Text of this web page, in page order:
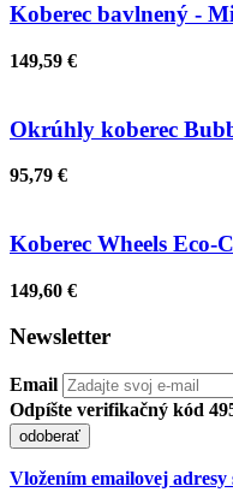
Koberec bavlnený -
149,59 €
Okrúhly koberec
95,79 €
Koberec Wheels Eco-
149,60 €
Newsletter
Email
Odpíšte verifikačný kód
odoberať
Vložením emailovej